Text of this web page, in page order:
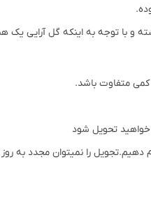
است گاهاً در چیدمان گلها تا 20 درصد تغییرات
متفاوت باشد.
تحویل شود
را نمیتوان مجدد به